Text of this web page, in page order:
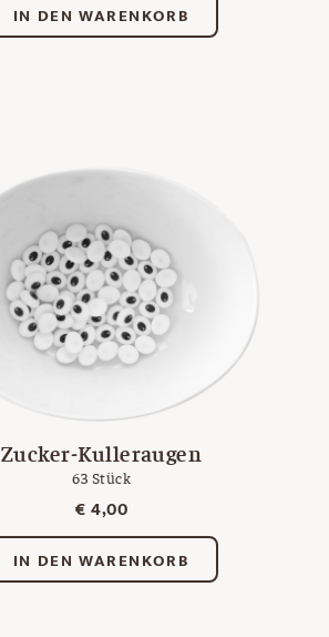
IN DEN WARENKORB
Zucker-Kulleraugen
63 Stück
€4,00
IN DEN WARENKORB